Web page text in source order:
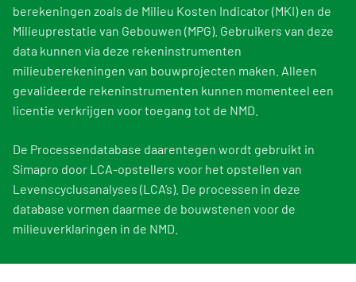
berekeningen zoals de Milieu Kosten Indicator (MKI) en de
Milieuprestatie van Gebouwen (MPG). Gebruikers van deze
data kunnen via deze rekeninstrumenten
milieuberekeningen van bouwprojecten maken. Alleen
gevalideerde rekeninstrumenten kunnen momenteel een
licentie verkrijgen voor toegang tot de NMD.
De Processendatabase daarentegen wordt gebruikt in
Simapro door LCA-opstellers voor het opstellen van
Levenscyclusanalyses (LCA’s). De processen in deze
database vormen daarmee de bouwstenen voor de
milieuverklaringen in de NMD.